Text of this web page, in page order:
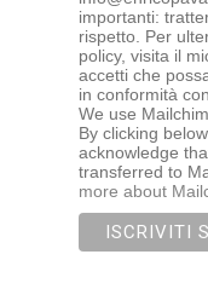
importanti:
rispetto. Per
policy, visita il
accetti che
in conformità
We use
By clicking
acknowledge
transferred to
more about